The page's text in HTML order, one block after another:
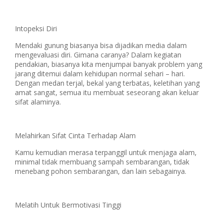
Intopeksi Diri
Mendaki gunung biasanya bisa dijadikan media dalam
mengevaluasi diri. Gimana caranya? Dalam kegiatan
pendakian, biasanya kita menjumpai banyak problem yang
jarang ditemui dalam kehidupan normal sehari – hari.
Dengan medan terjal, bekal yang terbatas, keletihan yang
amat sangat, semua itu membuat seseorang akan keluar
sifat alaminya.
Melahirkan Sifat Cinta Terhadap Alam
Kamu kemudian merasa terpanggil untuk menjaga alam,
minimal tidak membuang sampah sembarangan, tidak
menebang pohon sembarangan, dan lain sebagainya.
Melatih Untuk Bermotivasi Tinggi